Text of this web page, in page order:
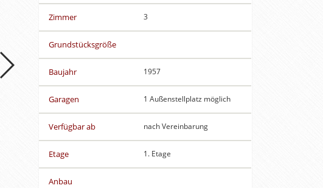
Zimmer 3
Grundstücksgröße
Baujahr 1957
Garagen 1 Außenstellplatz möglich
Verfügbar ab nach Vereinbarung
Etage 1. Etage
Anbau